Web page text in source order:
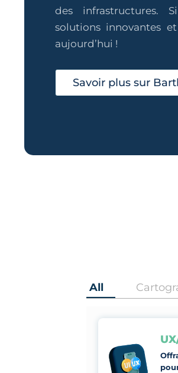
des infrastructures.
solutions innovantes
aujourd’hui !
Savoir plus sur
All